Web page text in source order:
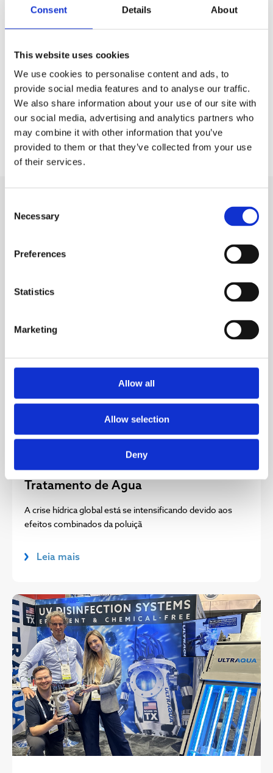
Consent Details About
This website uses cookies
We use cookies to personalise content and ads, to
provide social media features and to analyse our traffic.
We also share information about your use of our site with
our social media, advertising and analytics partners who
may combine it with other information that you’ve
provided to them or that they’ve collected from your use
of their services.
Selection
Necessary
Preferences
Statistics
Marketing
Allow all
Allow selection
Deny
Se você estiver interessado em saber como nossos
sistemas UV podem ajudar na configuração de seu
contato abaixo.
MAIS POSTS NO BLOG
24 MARÇO 2025
Os Benefícios dos Processos
Oxidativos Avançados (POA) para o
Tratamento de Água
A crise hídrica global está se intensificando devido aos
efeitos combinados da poluiçã
Leia mais